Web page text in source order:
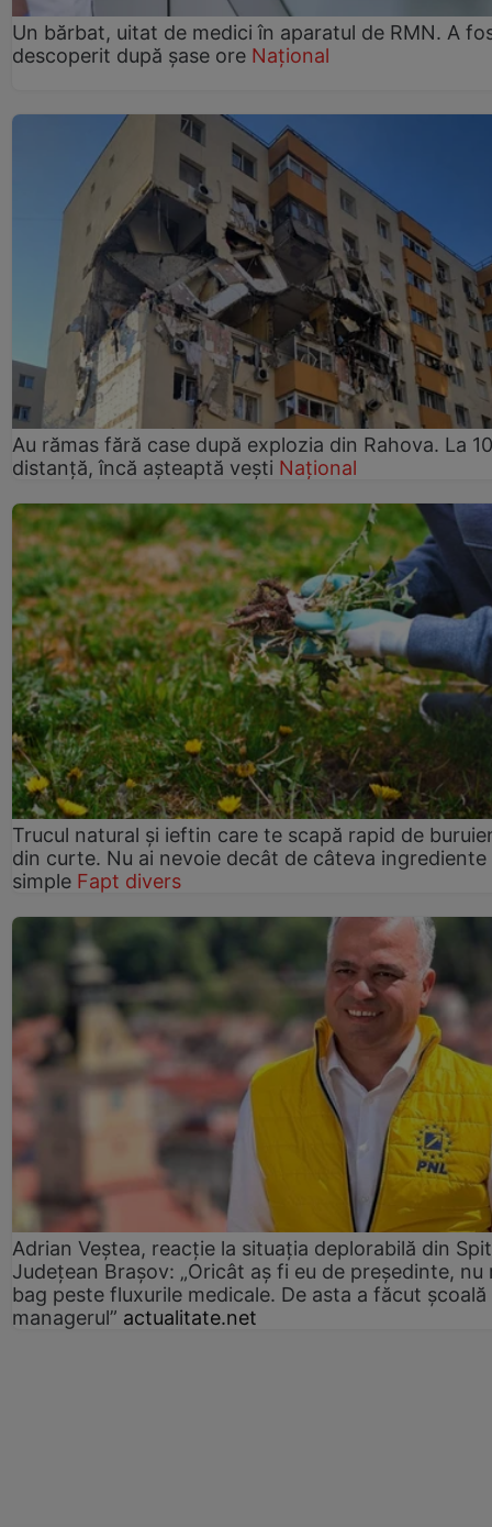
Un bărbat, uitat de medici în aparatul de RMN. A
descoperit după șase ore Național
Au rămas fără case după explozia din Rahova. La
distanță, încă așteaptă vești Național
Trucul natural și ieftin care te scapă rapid de
din curte. Nu ai nevoie decât de câteva ingrediente
simple Fapt divers
Adrian Veștea, reacție la situația deplorabilă din
Județean Brașov: „Oricât aș fi eu de președinte, nu
bag peste fluxurile medicale. De asta a făcut școală
managerul” actualitate.net